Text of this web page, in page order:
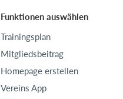
Funktionen auswählen
Trainingsplan
Mitgliedsbeitrag
Homepage erstellen
Vereins App